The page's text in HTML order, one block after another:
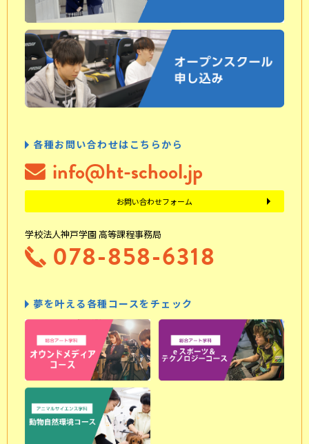
各種お問い合わせはこちらから
info@ht-school.jp
お問い合わせフォーム
学校法人神戸学園 高等課程事務局
078-858-6318
夢を叶える各種コースをチェック